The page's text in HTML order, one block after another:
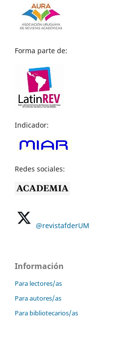
Forma parte de:
Indicador:
Redes sociales:
@revistafderUM
Información
Para lectores/as
Para autores/as
Para bibliotecarios/as